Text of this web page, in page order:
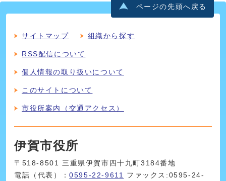
ページの先頭へ戻る
サイトマップ 組織から探す
RSS配信について
個人情報の取り扱いについて
このサイトについて
市役所案内（交通アクセス）
伊賀市役所
〒518-8501 三重県伊賀市四十九町3184番地
電話（代表）：0595-22-9611 ファックス:0595-24-